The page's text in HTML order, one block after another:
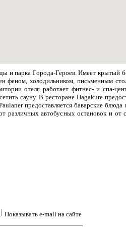
и парка Города-Героев. Имеет крытый
феном, холодильником, письменным
отеля работает фитнес- и
сауну. В ресторане Hagakure
предоставляется баварские
различных автобусных остановок и
Показывать e-mail на сайте